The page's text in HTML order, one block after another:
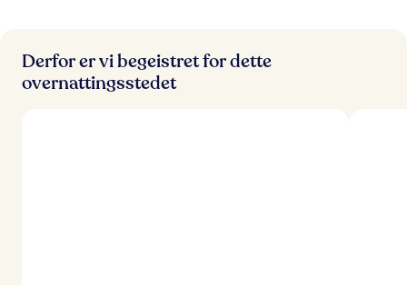
e
Derfor er vi begeistret for dette
overnattingsstedet